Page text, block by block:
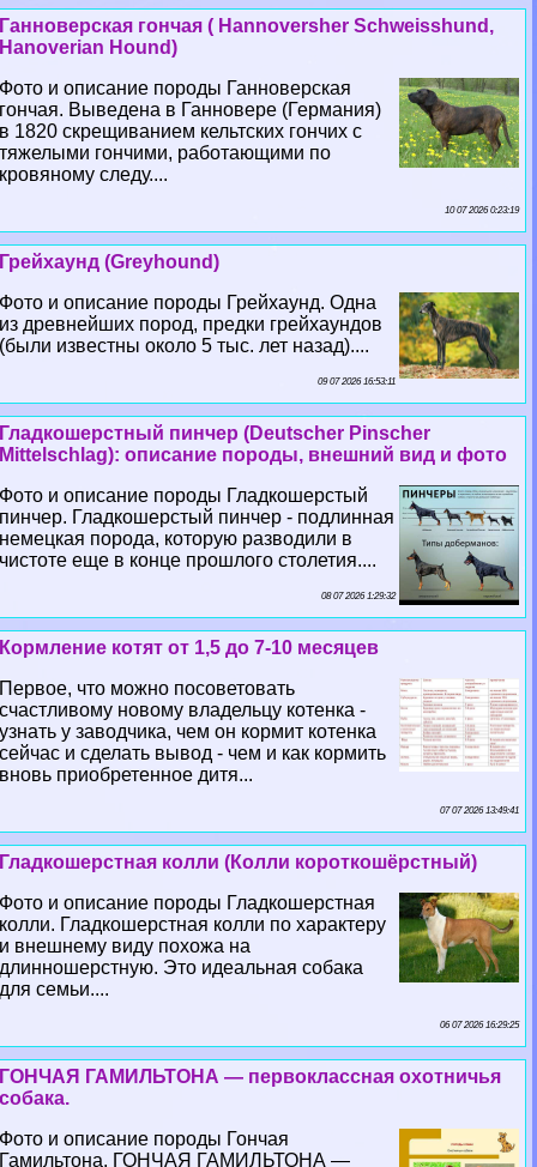
Ганноверская гончая ( Hannoversher Schweisshund,
Hanoverian Hound)
Фото и описание породы Ганноверская
гончая. Выведена в Ганновере (Германия)
в 1820 скрещиванием кельтских гончих с
тяжелыми гончими, работающими по
кровяному следу....
10 07 2026 0:23:19
Грейхаунд (Greyhound)
Фото и описание породы Грейхаунд. Одна
из древнейших пород, предки грейхаундов
(были известны около 5 тыс. лет назад)....
09 07 2026 16:53:11
Гладкошерстный пинчер (Deutscher Pinscher
Mittelschlag): описание породы, внешний вид и фото
Фото и описание породы Гладкошерстый
пинчер. Гладкошерстый пинчер - подлинная
немецкая порода, которую разводили в
чистоте еще в конце прошлого столетия....
08 07 2026 1:29:32
Кормление котят от 1,5 до 7-10 месяцев
Первое, что можно посоветовать
счастливому новому владельцу котенка -
узнать у заводчика, чем он кормит котенка
сейчас и сделать вывод - чем и как кормить
вновь приобретенное дитя...
07 07 2026 13:49:41
Гладкошерстная колли (Колли короткошёрстный)
Фото и описание породы Гладкошерстная
колли. Гладкошерстная колли по хаpaктеру
и внешнему виду похожа на
длинношерстную. Это идеальная собака
для семьи....
06 07 2026 16:29:25
ГОНЧАЯ ГАМИЛЬТОНА — первоклассная охотничья
собака.
Фото и описание породы Гончая
Гамильтона. ГОНЧАЯ ГАМИЛЬТОНА —